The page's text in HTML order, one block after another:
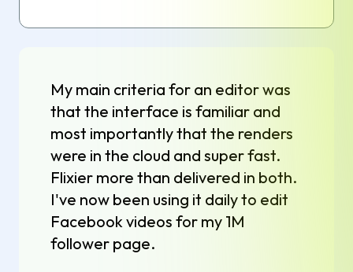
My main criteria for an editor was
that the interface is familiar and
most importantly that the renders
were in the cloud and super fast.
Flixier more than delivered in both.
I've now been using it daily to edit
Facebook videos for my 1M
follower page.